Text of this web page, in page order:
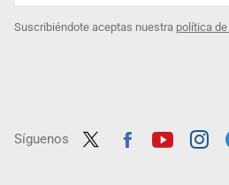
Suscribiéndote aceptas nuestra política
Síguenos